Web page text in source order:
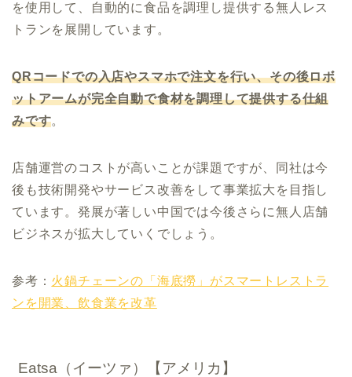
を使用して、自動的に食品を調理し提供する無人レス
トランを展開しています。
QRコードでの入店やスマホで注文を行い、その後ロボ
ットアームが完全自動で食材を調理して提供する仕組
みです。
店舗運営のコストが高いことが課題ですが、同社は今
後も技術開発やサービス改善をして事業拡大を目指し
ています。発展が著しい中国では今後さらに無人店舗
ビジネスが拡大していくでしょう。
参考： 火鍋チェーンの「海底撈」がスマートレストラ
ンを開業、飲食業を改革
Eatsa（イーツァ）【アメリカ】